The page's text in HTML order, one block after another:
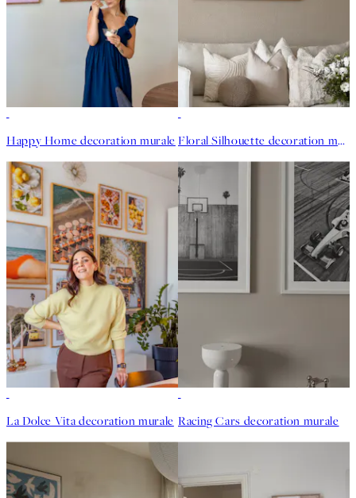
Happy Home decoration murale Floral Silhouette decoration murale
La Dolce Vita decoration murale Racing Cars decoration murale